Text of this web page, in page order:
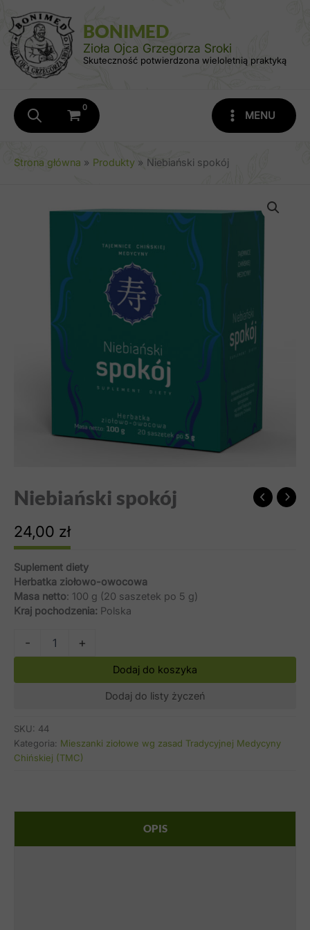
do
treści
BONIMED
Zioła Ojca Grzegorza Sroki
Skuteczność potwierdzona wieloletnią praktyką
MENU
Strona główna Produkty Niebiański spokój
Niebiański spokój
24,00 zł
Suplement diety
Herbatka ziołowo-owocowa
Masa netto: 100 g (20 saszetek po 5 g)
Kraj pochodzenia: Polska
-
Niebiański
+
Dodaj do koszyka
Dodaj do listy życzeń
SKU: 44
Kategoria: Mieszanki ziołowe wg zasad Tradycyjnej Medycyny
Chińskiej (TMC)
OPIS